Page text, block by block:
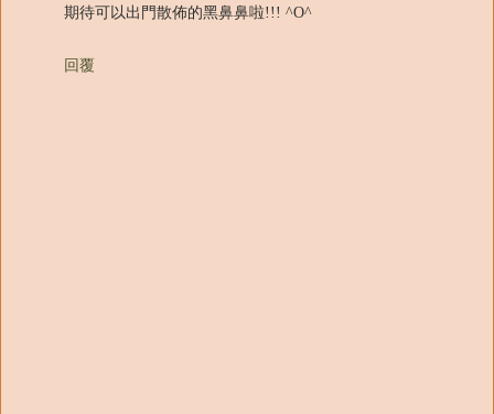
期待可以出門散佈的黑鼻鼻啦!!! ^O^
回覆